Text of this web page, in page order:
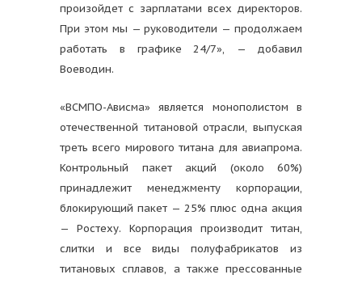
произойдет с зарплатами всех директоров.
При этом мы — руководители — продолжаем
работать в графике 24/7», — добавил
Воеводин.
«ВСМПО-Ависма» является монополистом в
отечественной титановой отрасли, выпуская
треть всего мирового титана для авиапрома.
Контрольный пакет акций (около 60%)
принадлежит менеджменту корпорации,
блокирующий пакет — 25% плюс одна акция
— Ростеху. Корпорация производит титан,
слитки и все виды полуфабрикатов из
титановых сплавов, а также прессованные